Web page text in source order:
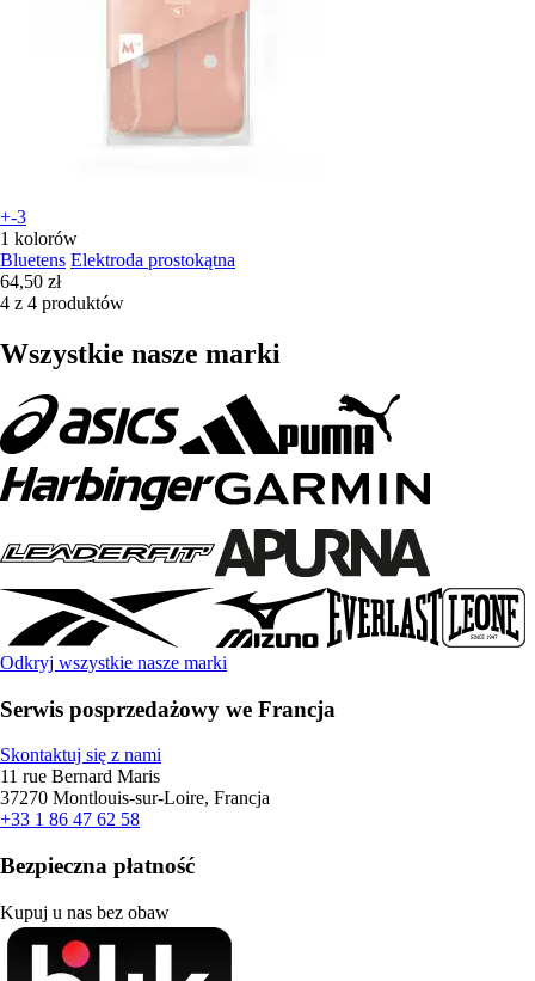
+-3
1 kolorów
Bluetens Elektroda prostokątna
64,50 zł
4 z 4 produktów
Wszystkie nasze marki
Odkryj wszystkie nasze marki
Serwis posprzedażowy we Francja
Skontaktuj się z nami
11 rue Bernard Maris
37270 Montlouis-sur-Loire, Francja
+33 1 86 47 62 58
Bezpieczna płatność
Kupuj u nas bez obaw